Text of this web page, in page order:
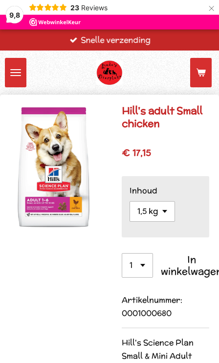
9,8
23 Reviews ×
Snelle verzending
Hill's adult Small
chicken
€ 17,15
Inhoud
In
Artikelnummer:
0001000680
Hill's Science Plan
Small & Mini Adult